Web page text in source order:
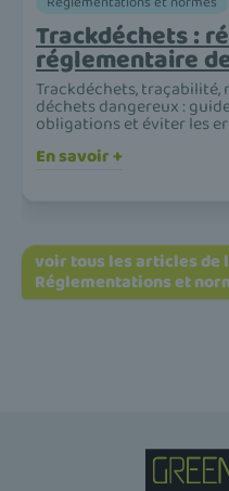
Trackdéchets :
réglementaire
Trackdéchets, traçabilité,
déchets dangereux :
obligations et éviter les
En savoir +
voir tous les articles de
Réglementations et